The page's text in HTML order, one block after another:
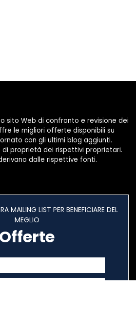
sito Web di confronto e revisione dei
le migliori offerte disponibili su
con gli ultimi blog aggiunti.
di proprietà dei rispettivi proprietari.
dalle rispettive fonti.
MAILING LIST PER BENEFICIARE DEL
MEGLIO
Offerte